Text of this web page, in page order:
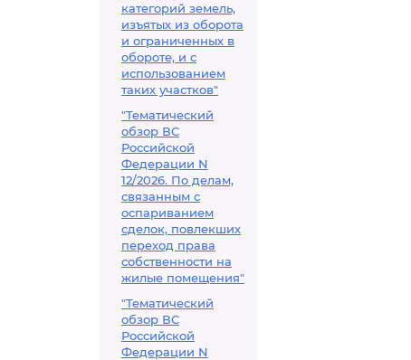
категорий земель,
изъятых из оборота
и ограниченных в
обороте, и с
использованием
таких участков"
"Тематический
обзор ВС
Российской
Федерации N
12/2026. По делам,
связанным с
оспариванием
сделок, повлекших
переход права
собственности на
жилые помещения"
"Тематический
обзор ВС
Российской
Федерации N